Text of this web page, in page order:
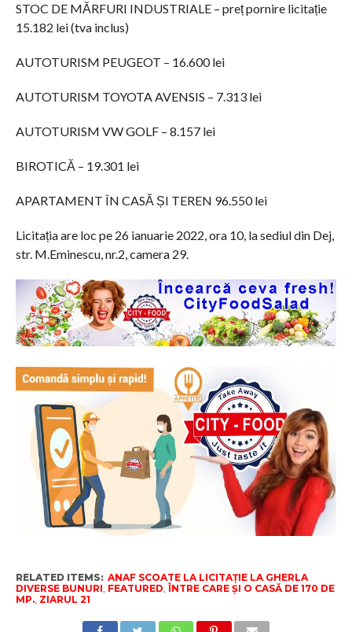
STOC DE MĂRFURI INDUSTRIALE – preț pornire licitație
15.182 lei (tva inclus)
AUTOTURISM PEUGEOT – 16.600 lei
AUTOTURISM TOYOTA AVENSIS – 7.313 lei
AUTOTURISM VW GOLF – 8.157 lei
BIROTICĂ – 19.301 lei
APARTAMENT ÎN CASĂ ȘI TEREN 96.550 lei
Licitația are loc pe 26 ianuarie 2022, ora 10, la sediul din Dej,
str. M.Eminescu, nr.2, camera 29.
RELATED ITEMS: ANAF SCOATE LA LICITAȚIE LA GHERLA
DIVERSE BUNURI, FEATURED,ÎNTRE CARE ȘI O CASĂ DE 170 DE
MP., ZIARUL 21